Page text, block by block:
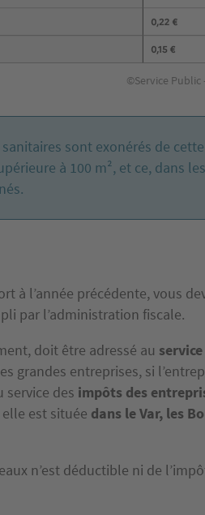
©Service
sont exonérés de cette
à 100 m², et ce, dans les
à l’année précédente, vous
par l’administration fiscale.
doit être adressé au
grandes entreprises, si
service des impôts des
est située dans le Var, les
n’est déductible ni de